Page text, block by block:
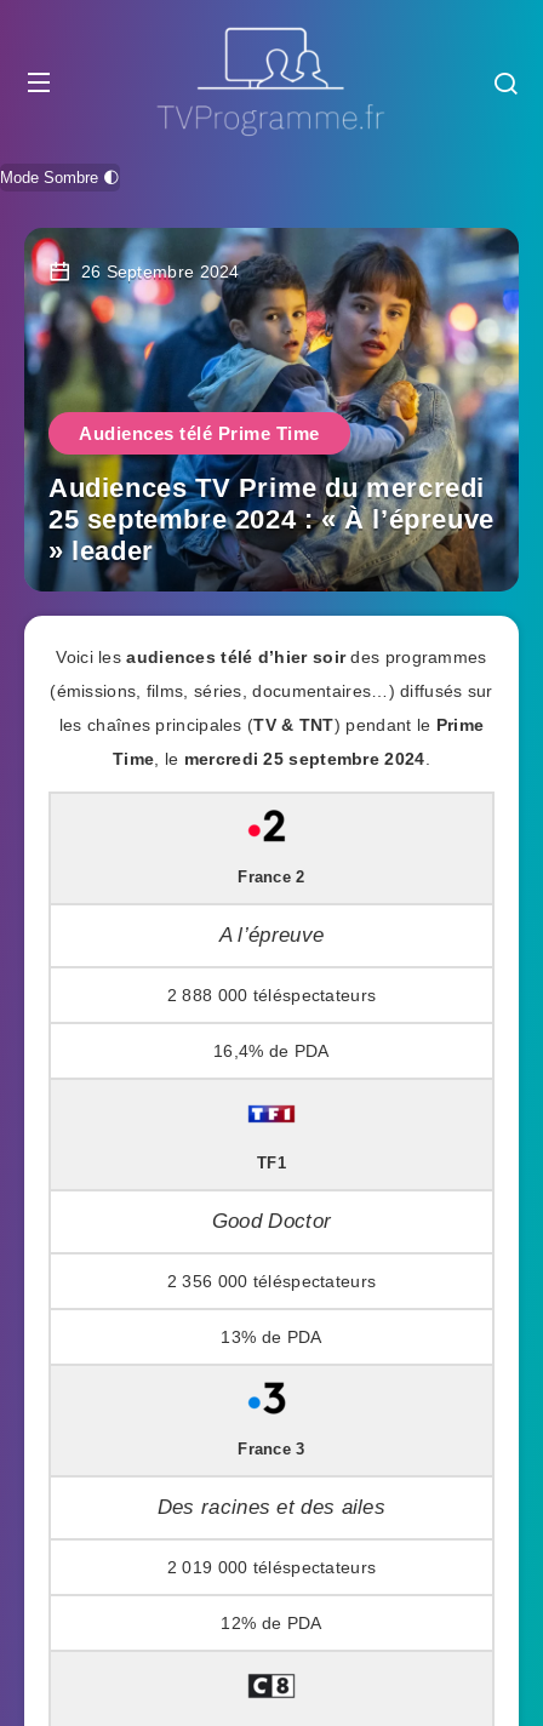
Mode Sombre 🌓
26 Septembre 2024
Audiences télé Prime Time
Audiences TV Prime du mercredi
25 septembre 2024 : « À l’épreuve
» leader
Voici lesaudiences télé d’hier soirdes programmes
(émissions, films, séries, documentaires…) diffusés sur
les chaînes principales (TV & TNT) pendant le Prime
Time , le mercredi 25 septembre 2024
France 2
A l’épreuve
2 888 000
16,4%
TF1
Good Doctor
2 356 000
13%
France 3
Des racines et des ailes
2 019 000
12%